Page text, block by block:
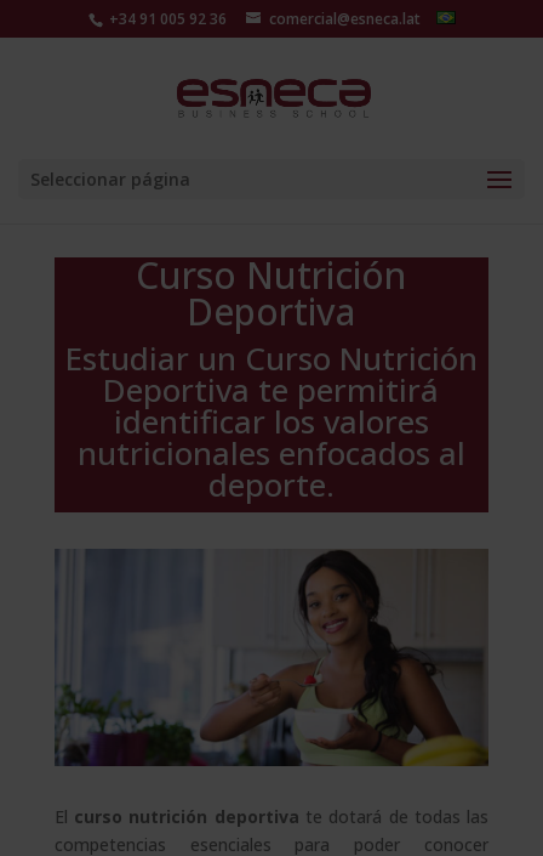
+34 91 005 92 36 comercial@esneca.lat
Seleccionar página
Curso Nutrición
Deportiva
Estudiar un Curso Nutrición
Deportiva te permitirá
identificar los valores
nutricionales enfocados al
deporte.
El curso nutrición deportiva te dotará de todas las
competencias esenciales para poder conocer